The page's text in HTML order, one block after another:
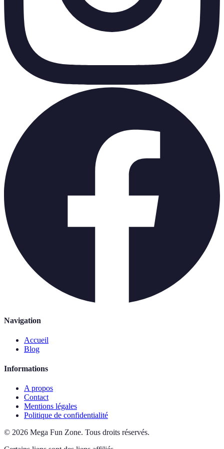
Navigation
Accueil
Blog
Informations
A propos
Contact
Mentions légales
Politique de confidentialité
© 2026 Mega Fun Zone. Tous droits réservés.